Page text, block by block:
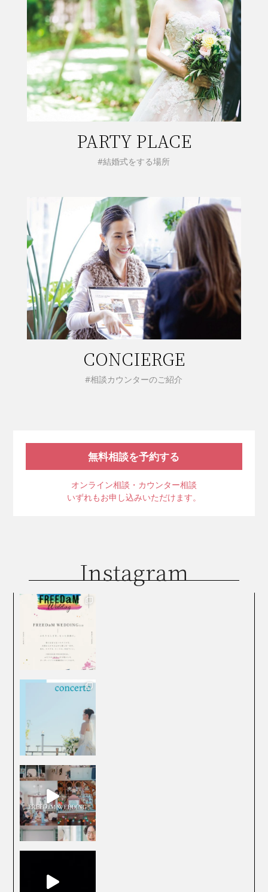
PARTY PLACE
#結婚式をする場所
CONCIERGE
#相談カウンターのご紹介
無料相談を予約する
オンライン相談・カウンター相談
いずれもお申し込みいただけます。
Instagram